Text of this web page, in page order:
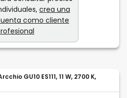
crea una
como cliente
GU10 ES111, 11 W, 2700 K,